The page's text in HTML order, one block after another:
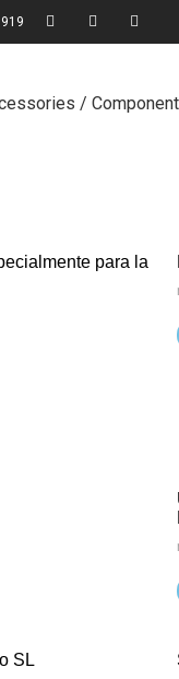
/
para la
SL